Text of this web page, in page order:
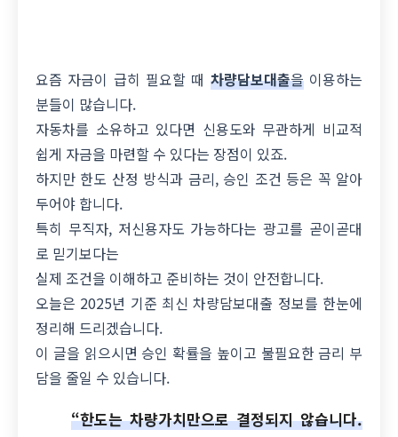
요즘 자금이 급히 필요할 때 차량담보대출을이용하는
분들이 많습니다.
자동차를 소유하고 있다면 신용도와 무관하게 비교적
쉽게 자금을 마련할 수 있다는 장점이 있죠.
하지만 한도 산정 방식과 금리, 승인 조건 등은 꼭 알아
두어야 합니다.
특히 무직자, 저신용자도 가능하다는 광고를 곧이곧대
로 믿기보다는
실제 조건을 이해하고 준비하는 것이 안전합니다.
오늘은 2025년 기준 최신 차량담보대출 정보를 한눈에
정리해 드리겠습니다.
이 글을 읽으시면 승인 확률을 높이고 불필요한 금리 부
담을 줄일 수 있습니다.
“한도는 차량가치만으로 결정되지 않습니다.